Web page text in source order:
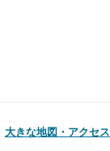
大きな地図・アクセス